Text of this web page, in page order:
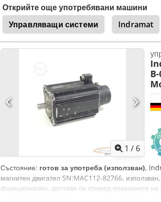
Открийте още употребявани машини
Управляващи системи
Indramat
1 / 6
Състояние: готов за употреба (използван),
магнитен двигател SN:MAC112-82766,
функционален, доставя се според показаното